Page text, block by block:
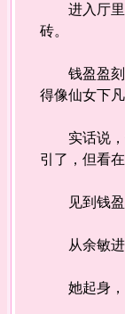
进入厅里，
砖。
钱盈盈刻意
得像仙女下凡
实话说，钱
引了，但看
见到钱盈
从余敏进门
她起身，一